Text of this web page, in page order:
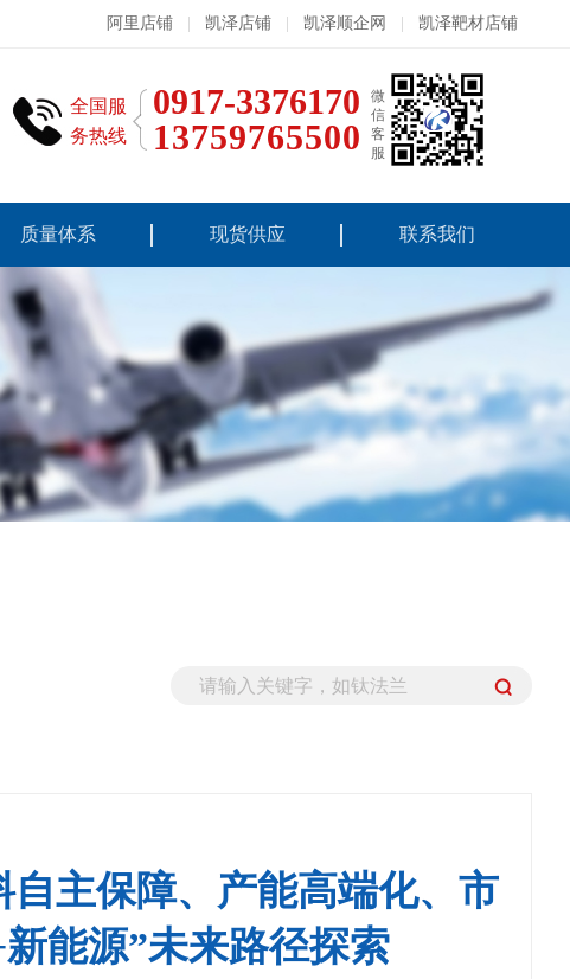
阿里店铺 凯泽店铺 凯泽顺企网 凯泽靶材店铺
全国服
务热线
0917-3376170
13759765500
微
信
客
服
质量体系 现货供应
钛合金材料
钛锻件
钛加工件
钛标准件
联系我们
主保障、产能高端化、市
能源”未来路径探索